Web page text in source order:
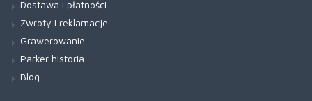
Dostawa i płatności
Zwroty i reklamacje
Grawerowanie
Parker historia
Blog